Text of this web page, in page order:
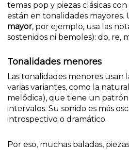
temas pop y piezas clásicas
están en tonalidades mayores.
mayor, por ejemplo, usa las
sostenidos ni bemoles): do, re,
Tonalidades menores
Las tonalidades menores usan
varias variantes, como la
melódica), que tiene un
intervalos. Su sonido es más
introspectivo o dramático.
Por eso, muchas baladas,